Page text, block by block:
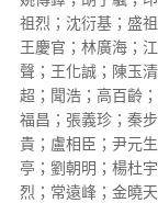
祖烈；沈衍基；盛
王慶官；林廣海；
聲；王化誠；陳玉
超；聞浩；高百齡
福昌；張義珍；秦
貴；盧相臣；尹元
亭；劉朝明；楊杜
烈；常遠峰；金曉